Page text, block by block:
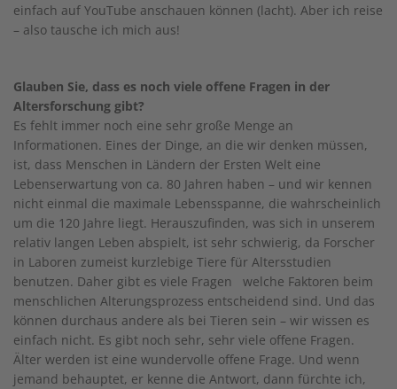
einfach auf YouTube anschauen können (lacht). Aber ich reise
– also tausche ich mich aus!
Glauben Sie, dass es noch viele offene Fragen in der
Altersforschung gibt?
Es fehlt immer noch eine sehr große Menge an
Informationen. Eines der Dinge, an die wir denken müssen,
ist, dass Menschen in Ländern der Ersten Welt eine
Lebenserwartung von ca. 80 Jahren haben – und wir kennen
nicht einmal die maximale Lebensspanne, die wahrscheinlich
um die 120 Jahre liegt. Herauszufinden, was sich in unserem
relativ langen Leben abspielt, ist sehr schwierig, da Forscher
in Laboren zumeist kurzlebige Tiere für Altersstudien
benutzen. Daher gibt es viele Fragen welche Faktoren beim
menschlichen Alterungsprozess entscheidend sind. Und das
können durchaus andere als bei Tieren sein – wir wissen es
einfach nicht. Es gibt noch sehr, sehr viele offene Fragen.
Älter werden ist eine wundervolle offene Frage. Und wenn
jemand behauptet, er kenne die Antwort, dann fürchte ich,